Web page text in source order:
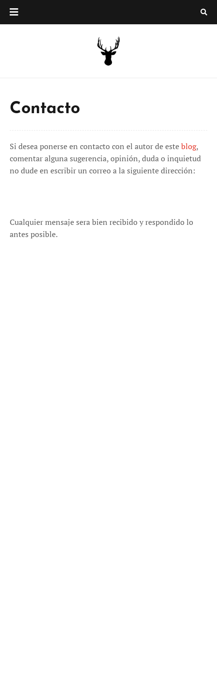
Contacto
Si desea ponerse en contacto con el autor de esteblog,
comentar alguna sugerencia, opinión, duda o inquietud
no dude en escribir un correo a la siguiente dirección:
Cualquier mensaje sera bien recibido y respondido lo
antes posible.